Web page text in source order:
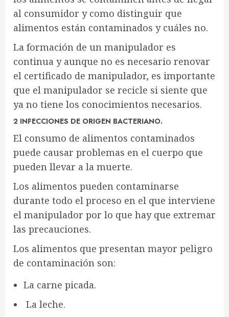
al consumidor y como distinguir que
alimentos están contaminados y cuáles no.
La formación de un manipulador es
continua y aunque no es necesario renovar
el certificado de manipulador, es importante
que el manipulador se recicle si siente que
ya no tiene los conocimientos necesarios.
2 INFECCIONES DE ORIGEN BACTERIANO.
El consumo de alimentos contaminados
puede causar problemas en el cuerpo que
pueden llevar a la muerte.
Los alimentos pueden contaminarse
durante todo el proceso en el que interviene
el manipulador por lo que hay que extremar
las precauciones.
Los alimentos que presentan mayor peligro
de contaminación son:
La carne picada.
La leche.